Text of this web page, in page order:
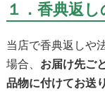
１．香典返
当店で香典返しや
場合、 お届け先ご
品物に付けてお送